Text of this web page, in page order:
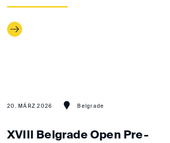
20. MÄRZ 2026 Belgrade
XVIII Belgrade Open Pre-